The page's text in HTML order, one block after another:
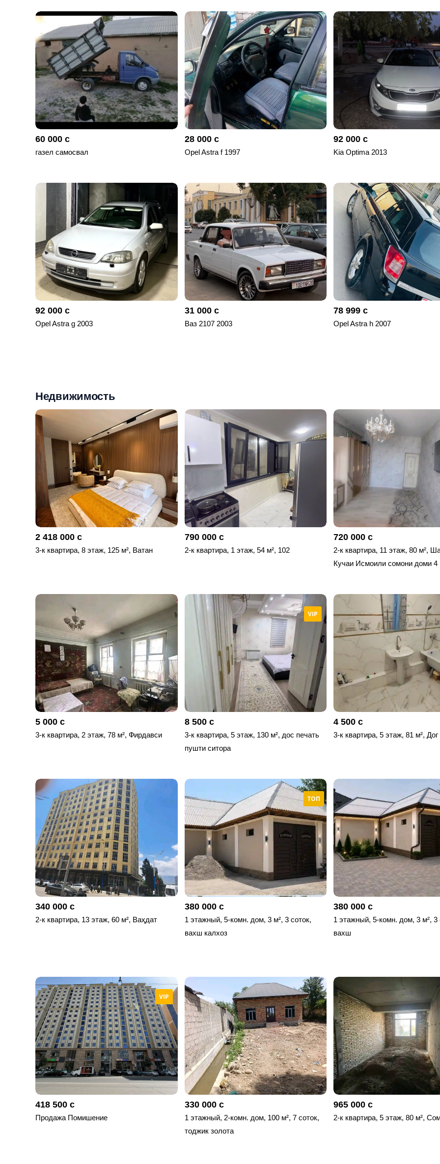
60 000 с
газел самосвал
28 000 с
Opel Astra f 1997
92 000 с
Kia Optima 2013
92 000 с
Opel Astra g 2003
31 000 с
Ваз 2107 2003
78 999 с
Opel Astra h 2007
Недвижимость
2 418 000 с
3-к квартира, 8 этаж, 125 м², Ватан
790 000 с
2-к квартира, 1 этаж, 54 м², 102
720 000 с
2-к квартира, 11 этаж, 80 м²,
Кучаи Исмоили сомони доми 4
5 000 с
3-к квартира, 2 этаж, 78 м², Фирдавси
VIP
8 500 с
3-к квартира, 5 этаж, 130 м², дос печать
пушти ситора
4 500 с
3-к квартира, 5 этаж, 81 м², Дог
340 000 с
2-к квартира, 13 этаж, 60 м², Ваҳдат
ТОП
380 000 с
1 этажный, 5-комн. дом, 3 м², 3 соток,
вахш калхоз
380 000 с
1 этажный, 5-комн. дом, 3 м², 3
вахш
VIP
418 500 с
Продажа Помишение
330 000 с
1 этажный, 2-комн. дом, 100 м², 7 соток,
тоджик золота
965 000 с
2-к квартира, 5 этаж, 80 м²,